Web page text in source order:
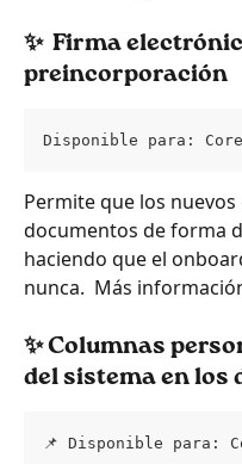
✨ Firma
preincorporación
Disponible para: Core
Permite que los
documentos de forma
haciendo que el
nunca.  Más
✨ Columnas
del sistema en los
📌 Disponible para: